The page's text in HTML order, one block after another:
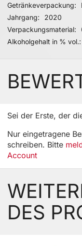
Getränkeverpackung
Jahrgang
2020
Verpackungsmaterial
Alkoholgehalt in % vol.
Sei der Erste, der
Nur eingetragene
schreiben. Bitte
Account
DES